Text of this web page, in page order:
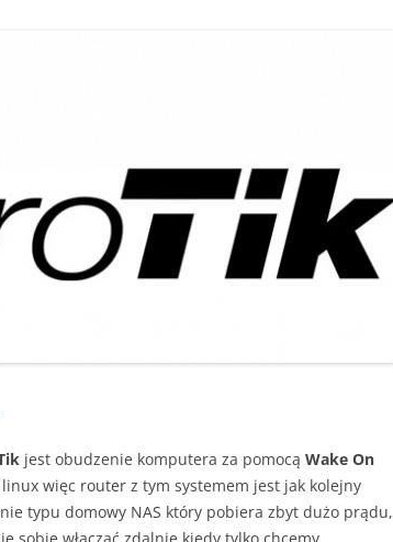
jest obudzenie komputera za pomocą Wake On
więc router z tym systemem jest jak kolejny
typu domowy NAS który pobiera zbyt dużo prądu,